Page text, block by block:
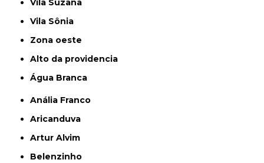
Vila Sônia
Zona oeste
alto da providencia
Água Branca
Anália Franco
Aricanduva
Artur Alvim
Belenzinho